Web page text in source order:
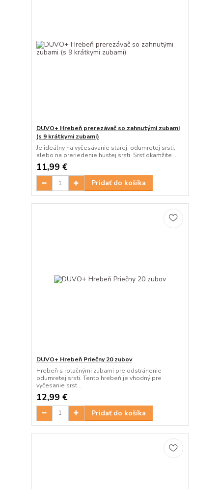
DUVO+ Hrebeň prerezávač so zahnutými zubami
(s 9 krátkymi zubami)
Je ideálny na vyčesávanie starej, odumretej srsti,
alebo na preriedenie hustej srsti. Srsť okamžite ...
11,99 €
Pridať do košíka
DUVO+ Hrebeň Priečny 20 zubov
Hrebeň s rotačnými zubami pre odstránenie
odumretej srsti. Tento hrebeň je vhodný pre
vyčesanie srst...
12,99 €
Pridať do košíka